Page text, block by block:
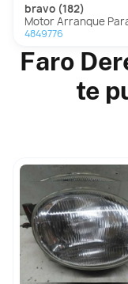
bravo (182)
Motor Arranque Para
4849776
Faro
te